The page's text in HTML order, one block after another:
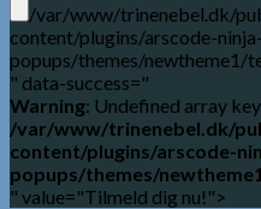
/var/www/trinenebel.dk/
content/plugins/arscode-ninja-
popups/themes/newtheme1/
" data-success="
Warning: Undefined array
/var/www/trinenebel.dk/
content/plugins/arscode-
popups/themes/
" value="Tilmeld dig nu!">